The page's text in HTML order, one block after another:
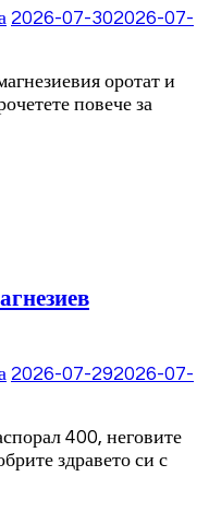
2026-07-302026-07-
оротат и
повече за
2026-07-292026-07-
400, неговите
здравето си с